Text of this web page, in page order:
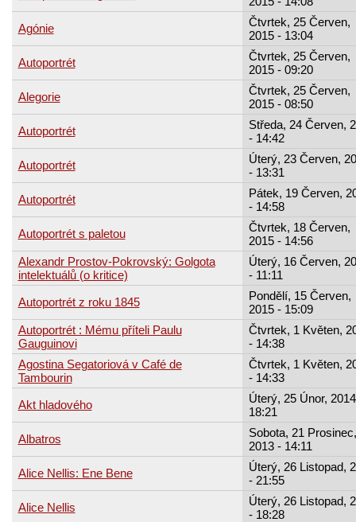
Agónie
Čtvrtek, 25 Červen,
2015 - 13:04
Autoportrét
Čtvrtek, 25 Červen,
2015 - 09:20
Alegorie
Čtvrtek, 25 Červen,
2015 - 08:50
Autoportrét
Středa, 24 Červen,
- 14:42
Autoportrét
Úterý, 23 Červen,
- 13:31
Autoportrét
Pátek, 19 Červen,
- 14:58
Autoportrét s paletou
Čtvrtek, 18 Červen,
2015 - 14:56
Alexandr Prostov-Pokrovský: Golgota
intelektuálů (o kritice)
Úterý, 16 Červen,
- 11:11
Autoportrét z roku 1845
Pondělí, 15 Červen,
2015 - 15:09
Autoportrét : Mému příteli Paulu
Gauguinovi
Čtvrtek, 1 Květen,
- 14:38
Agostina Segatoriová v Café de
Tambourin
Čtvrtek, 1 Květen,
- 14:33
Akt hladového
Úterý, 25 Únor,
18:21
Albatros
Sobota, 21 Prosinec,
2013 - 14:11
Alice Nellis: Ene Bene
Úterý, 26 Listopad,
- 21:55
Alice Nellis
Úterý, 26 Listopad,
- 18:28